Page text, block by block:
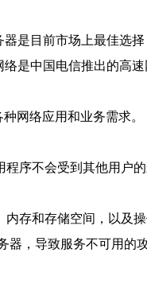
是目前市场上最佳选择
是中国电信推出的高速
网络应用和业务需求。
序不会受到其他用户
存和存储空间，以及操
，导致服务不可用的攻